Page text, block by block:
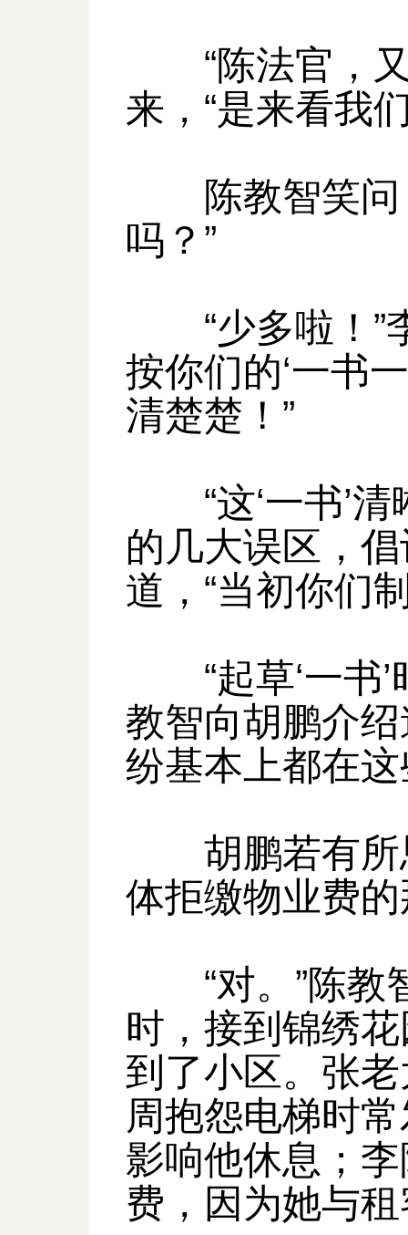
“陈法官，又
来，“是来看我
陈教智笑问
吗？”
“少多啦！”
按你们的‘一书
清楚楚！”
“这‘一书’清
的几大误区，
道，“当初你们
“起草‘一书’
教智向胡鹏介
纷基本上都在
胡鹏若有所
体拒缴物业费的
“对。”陈教
时，接到锦绣
到了小区。张
周抱怨电梯时
影响他休息；
费，因为她与